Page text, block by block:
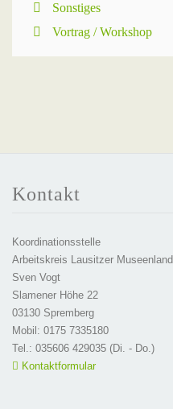
Sonstiges
Vortrag / Workshop
Kontakt
Koordinationsstelle
Arbeitskreis Lausitzer Museenland
Sven Vogt
Slamener Höhe 22
03130 Spremberg
Mobil: 0175 7335180
Tel.: 035606 429035 (Di. - Do.)
Kontaktformular